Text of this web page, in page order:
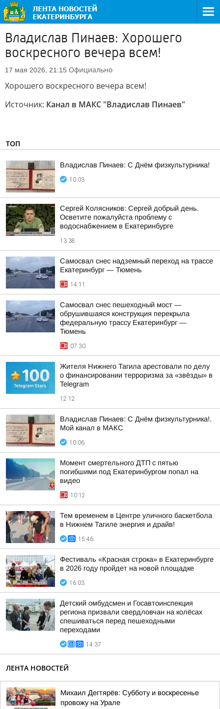
Владислав Пинаев: Хорошего
воскресного вечера всем!
17 мая 2026, 21:15 Официально
Хорошего воскресного вечера всем!
Источник: Канал в МАКС "Владислав Пинаев"
ТОП
Владислав Пинаев: С Днём физкультурника!
10:03
Сергей Колясников: Сергей добрый день.
Осветите пожалуйста проблему с
водоснабжением в Екатеринбурге
13:38
Самосвал снес надземный переход на трассе
Екатеринбург — Тюмень
14:11
Самосвал снес пешеходный мост —
обрушившаяся конструкция перекрыла
федеральную трассу Екатеринбург —
Тюмень
07:30
Жителя Нижнего Тагила арестовали по делу
о финансировании терроризма за «звёзды» в
Telegram
12:12
Владислав Пинаев: С Днём физкультурника!.
Мой канал в МАКС
10:06
Момент смертельного ДТП с пятью
погибшими под Екатеринбургом попал на
видео
10:12
Тем временем в Центре уличного баскетбола
в Нижнем Тагиле энергия и драйв!
15:46
Фестиваль «Красная строка» в Екатеринбурге
в 2026 году пройдет на новой площадке
16:03
Детский омбудсмен и Госавтоинспекция
региона призвали свердловчан на колёсах
спешиваться перед пешеходными
переходами
14:37
ЛЕНТА НОВОСТЕЙ
Михаил Дегтярёв: Субботу и воскресенье
провожу на Урале